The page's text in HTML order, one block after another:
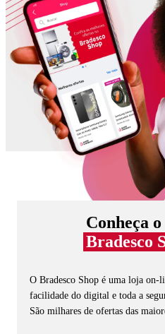
Conheça o
Bradesco
O Bradesco Shop é uma loja on-
facilidade do digital e toda a
São milhares de ofertas das